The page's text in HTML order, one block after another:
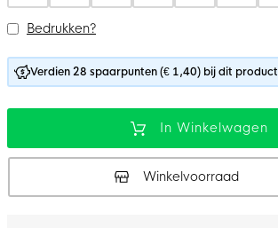
Bedrukken?
Verdien 28 spaarpunten (€ 1,40) bij dit product
In Winkelwagen
Winkelvoorraad